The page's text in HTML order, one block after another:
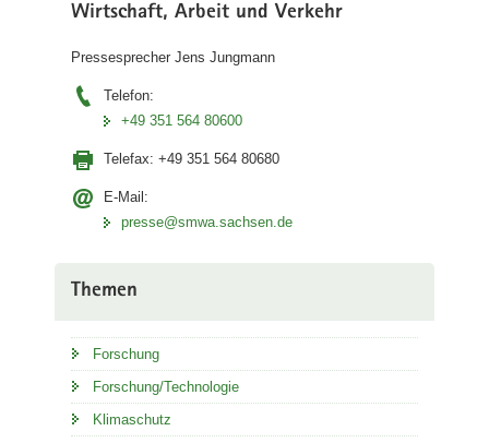
Wirtschaft, Arbeit und Verkehr
Pressesprecher Jens Jungmann
Telefon:
+49 351 564 80600
Telefax: +49 351 564 80680
E-Mail:
presse@smwa.sachsen.de
Themen
Forschung
Forschung/Technologie
Klimaschutz